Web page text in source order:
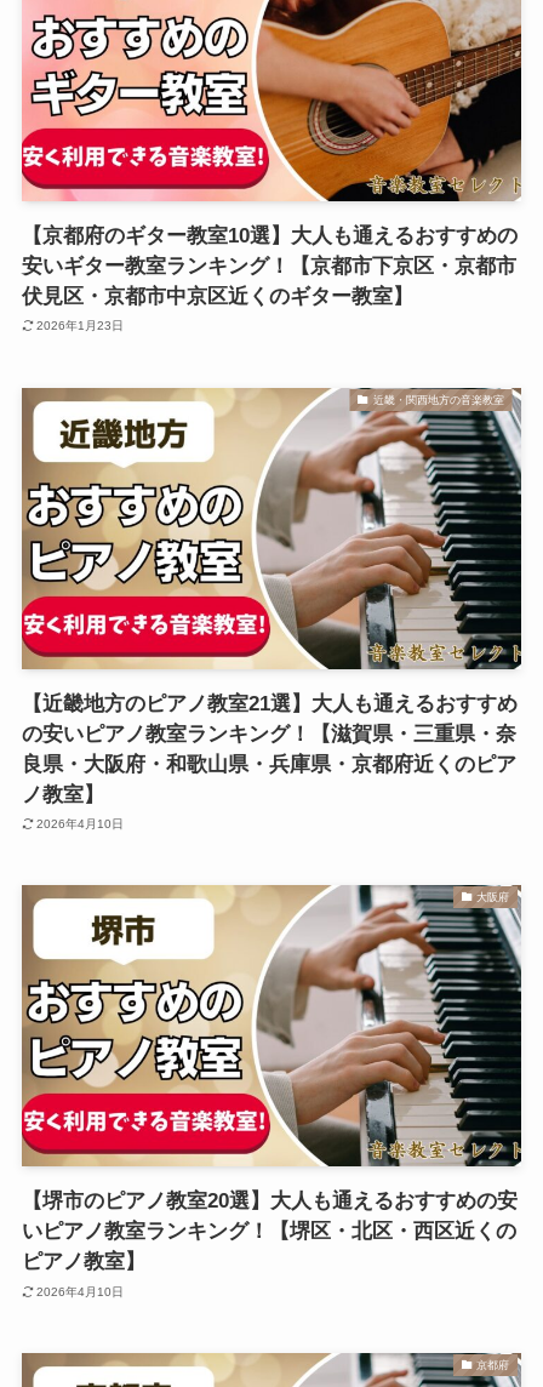
【京都府のギター教室10選】大人も通えるおすすめの
安いギター教室ランキング！【京都市下京区・京都市
伏見区・京都市中京区近くのギター教室】
2026年1月23日
近畿・関西地方の音楽教室
【近畿地方のピアノ教室21選】大人も通えるおすすめ
の安いピアノ教室ランキング！【滋賀県・三重県・奈
良県・大阪府・和歌山県・兵庫県・京都府近くのピア
ノ教室】
2026年4月10日
大阪府
【堺市のピアノ教室20選】大人も通えるおすすめの安
いピアノ教室ランキング！【堺区・北区・西区近くの
ピアノ教室】
2026年4月10日
京都府